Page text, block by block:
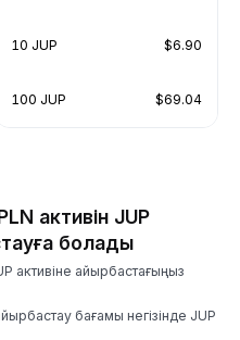
10 JUP $6.90
100 JUP $69.04
активін JUP
болады
активіне айырбастағыңыз
бағамы негізінде JUP